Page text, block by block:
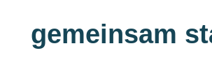
gemeinsam